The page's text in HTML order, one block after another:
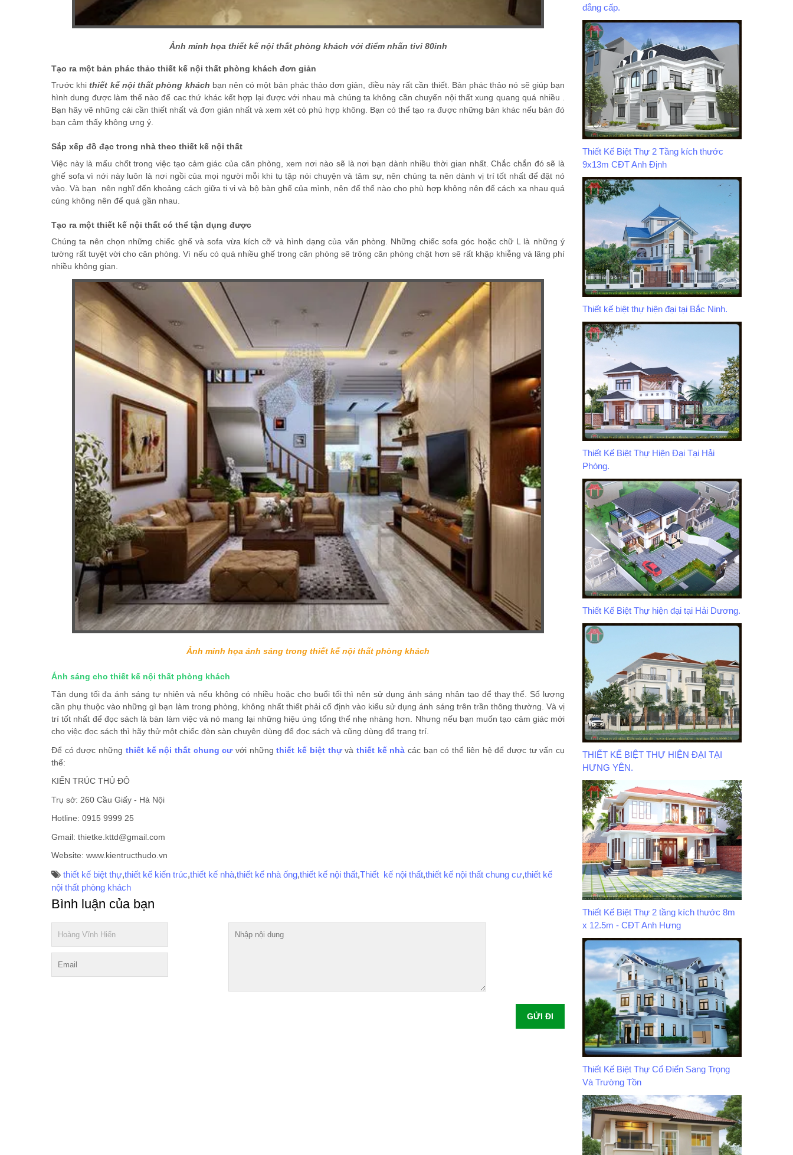
Ảnh minh họa thiết kế nội thất phòng khách với điểm nhấn tivi 80inh
Tạo ra một bản phác thảo thiết kế nội thất phòng khách đơn giản
Trước khithiết kế nội thất phòng khách bạn nên có một bản phác thảo đơn giản, điều này rất cần thiết. Bản phác thảo nó sẽ giúp bạn
hình dung được làm thế nào để cac thứ khác kết hợp lại được với nhau mà chúng ta không cần chuyển nội thất xung quang quá nhiều .
Bạn hãy vẽ những cái cần thiết nhất và đơn giản nhất và xem xét có phù hợp không. Bạn có thể tạo ra được những bản khác nếu bản đó
bạn cảm thấy không ưng ý.
Sắp xếp đồ đạc trong nhà theo thiết kế nội thất
Việc này là mấu chốt trong việc tạo cảm giác của căn phòng, xem nơi nào sẽ là nơi bạn dành nhiều thời gian nhất. Chắc chắn đó sẽ là
ghế sofa vì nới này luôn là nơi ngồi của mọi người mỗi khi tụ tập nói chuyện và tâm sự, nên chúng ta nên dành vị trí tốt nhất để đặt nó
vào. Và bạn nên nghĩ đến khoảng cách giữa ti vi và bộ bàn ghế của mình, nên để thế nào cho phù hợp không nên để cách xa nhau quá
cúng không nên để quá gần nhau.
Tạo ra một thiết kế nội thất có thể tận dụng được
Chúng ta nên chọn những chiếc ghế và sofa vừa kích cỡ và hình dạng của văn phòng. Những chiếc sofa góc hoặc chữ L là những ý
tường rất tuyệt vời cho căn phòng. Vì nếu có quá nhiều ghế trong căn phòng sẽ trông căn phòng chật hơn sẽ rất khập khiễng và lãng phí
nhiều không gian.
Ảnh minh họa ánh sáng trong thiết kế nội thất phòng khách
Ánh sáng cho thiết kế nội thất phòng khách
Tận dụng tối đa ánh sáng tự nhiên và nếu không có nhiều hoặc cho buổi tối thì nên sử dụng ánh sáng nhân tạo để thay thế. Số lượng
cần phụ thuộc vào những gì bạn làm trong phòng, không nhất thiết phải cố định vào kiểu sử dụng ánh sáng trên trần thông thường. Và vị
trí tốt nhất để đọc sách là bàn làm việc và nó mang lại những hiệu ứng tổng thể nhẹ nhàng hơn. Nhưng nếu bạn muốn tạo cảm giác mới
cho việc đọc sách thì hãy thử một chiếc đèn sàn chuyên dùng để đọc sách và cũng dùng để trang trí.
Để có được những thiết kế nội thất chung cư với nhữngthiết kế biệt thự và thiết kế nhà các bạn có thể liên hệ để được tư vấn cụ
thể:
KIẾN TRÚC THỦ ĐÔ
Trụ sở: 260 Cầu Giấy - Hà Nội
Hotline: 0915 9999 25
Gmail: thietke.kttd@gmail.com
Website: www.kientructhudo.vn
thiết kế biệt thự,thiết kế kiến trúc,thiết kế nhà,thiết kế nhà ống,thiết kế nội thất,Thiết kế nội thất,thiết kế nội thất chung cư,thiết kế
nội thất phòng khách
Bình luận của bạn
GỬI ĐI
đẳng cấp.
Thiết Kế Biệt Thự 2 Tầng kích thước
9x13m CĐT Anh Định
Thiết kế biệt thự hiện đại tại Bắc Ninh.
Thiết Kế Biệt Thự Hiện Đại Tại Hải
Phòng.
Thiết Kế Biệt Thự hiện đại tại Hải Dương.
THIẾT KẾ BIỆT THỰ HIỆN ĐẠI TẠI
HƯNG YÊN.
Thiết Kế Biệt Thự 2 tầng kích thước 8m
x 12.5m - CĐT Anh Hưng
Thiết Kế Biệt Thự Cổ Điển Sang Trọng
Và Trường Tồn